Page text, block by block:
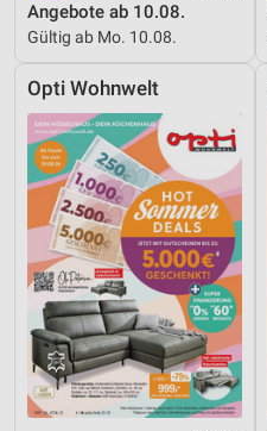
Angebote ab 10.08.
Gültig ab Mo. 10.08.
Opti Wohnwelt